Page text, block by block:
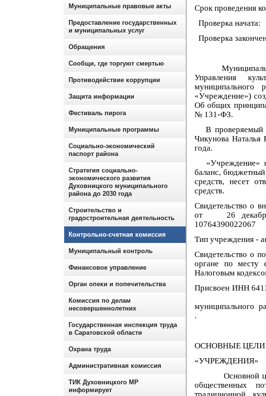
Срок проведения
Проверка
Проверка
Управления
муниципального
«Учреждение»)
Об общих
№ 131-ФЗ.
В проверяемый
Чикунова
года.
«Учреждение»
баланс,
средств, несет
средств.
Свидетельство о
от 26
Тип учреждения -
Свидетельство о
органе по месту
Налоговым
Присвоен
Устав
муниципального
.
ОСНОВНЫЕ
«УЧРЕЖДЕНИЯ»
Основной
общественных
Муниципальные правовые акты
Предоставление государственных
и муниципальных услуг
Обращения
Сообщи, где торгуют смертью
Противодействие коррупции
Защита информации
Фестиваль пирога
Муниципальные программы
Социально-экономический
паспорт района
Стратегия социально-
экономического развития
Духовницкого муниципального
района до 2030 года
Строительство и
градостроительная деятельность
Контрольно-счетная комиссия
Муниципальный контроль
Финансовое управление
Орган опеки и попечительства
Комиссия по делам
несовершеннолетних
Государственная инспекция труда
в Саратовской области
Охрана труда
Административная комиссия
ТИК Духовницкого МР
информирует